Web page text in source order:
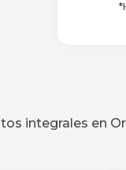
integrales en